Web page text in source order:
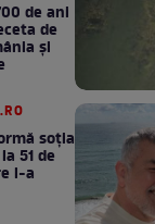
de ani
de
şi
soţia
51 de
l-a